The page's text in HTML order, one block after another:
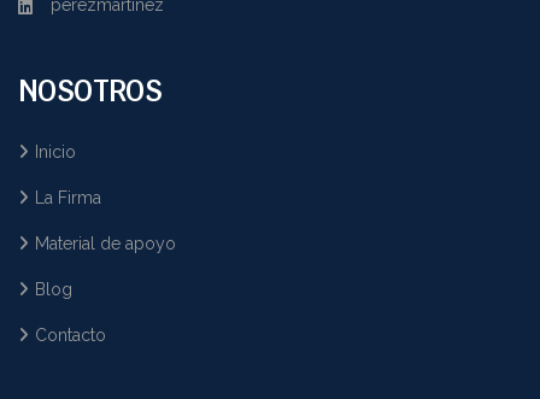
perezmartinez
NOSOTROS
Inicio
La Firma
Material de apoyo
Blog
Contacto